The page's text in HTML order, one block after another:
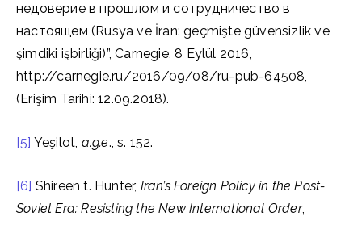
недоверие в прошлом и сотрудничество в
настоящем (Rusya ve İran: geçmişte güvensizlik ve
şimdiki işbirliği)”, Carnegie, 8 Eylül 2016,
http://carnegie.ru/2016/09/08/ru-pub-64508,
(Erişim Tarihi: 12.09.2018).
[5] Yeşilot, a.g.e., s. 152.
[6] Shireen t. Hunter, Iran’s Foreign Policy in the Post-
Soviet Era: Resisting the New International Order,